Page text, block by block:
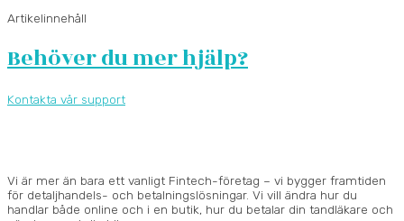
Artikelinnehåll
Behöver du mer hjälp?
Kontakta vår support
Vi är mer än bara ett vanligt Fintech-företag – vi bygger framtiden
för detaljhandels- och betalningslösningar. Vi vill ändra hur du
handlar både online och i en butik, hur du betalar din tandläkare och